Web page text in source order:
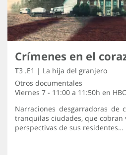
Crímenes en el
T3 .E1 | La hija del granjero
Otros documentales
Viernes 7 - 11:00 a 11:50h en
Narraciones desgarradoras de
tranquilas ciudades, que cobran
perspectivas de sus residentes…